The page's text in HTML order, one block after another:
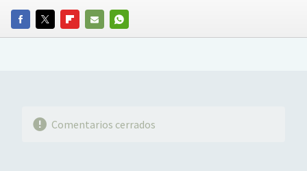
FACEBOOKTWITTERFLIPBOARD
E-
WHATSAPP
Comentarios cerrados